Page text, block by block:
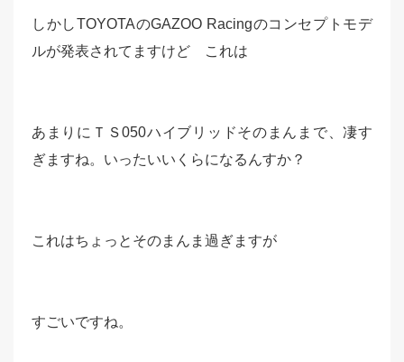
しかしTOYOTAのGAZOO Racingのコンセプトモデ
ルが発表されてますけど これは
あまりにＴＳ050ハイブリッドそのまんまで、凄す
ぎますね。いったいいくらになるんすか？
これはちょっとそのまんま過ぎますが
すごいですね。